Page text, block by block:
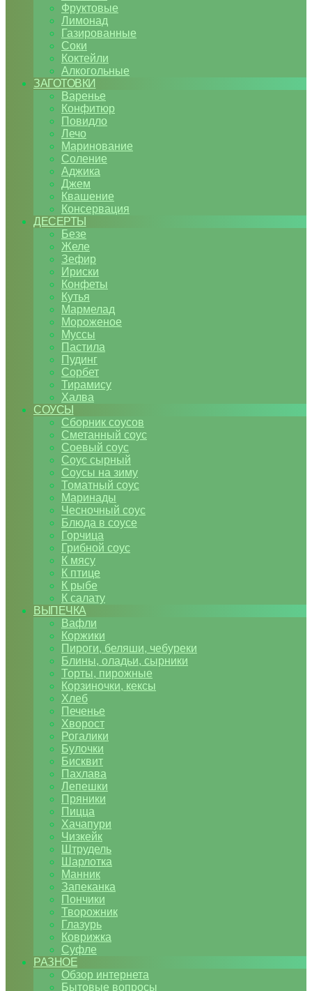
Фруктовые
Лимонад
Газированные
Соки
Коктейли
Алкогольные
ЗАГОТОВКИ
Варенье
Конфитюр
Повидло
Лечо
Маринование
Соление
Аджика
Джем
Квашение
Консервация
ДЕСЕРТЫ
Безе
Желе
Зефир
Ириски
Конфеты
Кутья
Мармелад
Мороженое
Муссы
Пастила
Пудинг
Сорбет
Тирамису
Халва
СОУСЫ
Сборник соусов
Сметанный соус
Соевый соус
Соус сырный
Соусы на зиму
Томатный соус
Маринады
Чесночный соус
Блюда в соусе
Горчица
Грибной соус
К мясу
К птице
К рыбе
К салату
ВЫПЕЧКА
Вафли
Коржики
Пироги, беляши, чебуреки
Блины, оладьи, сырники
Торты, пирожные
Корзиночки, кексы
Хлеб
Печенье
Хворост
Рогалики
Булочки
Бисквит
Пахлава
Лепешки
Пряники
Пицца
Хачапури
Чизкейк
Штрудель
Шарлотка
Манник
Запеканка
Пончики
Творожник
Глазурь
Коврижка
Суфле
РАЗНОЕ
Обзор интернета
Бытовые вопросы